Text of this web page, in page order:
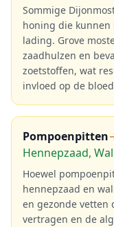
Sommige
honing die kunnen
lading. Grove
zaadhulzen en
zoetstoffen, wat
invloed op de
Pompoenpitten
Hennepzaad,
Hoewel
hennepzaad en
en gezonde vetten
vertragen en de